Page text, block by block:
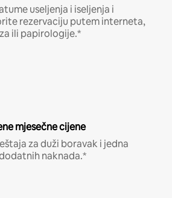
useljenja i iseljenja i
rezervaciju putem interneta,
ili papirologije.*
mjesečne cijene
za duži boravak i jedna
naknada.*